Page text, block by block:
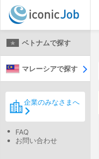
ベトナムで探す
マレーシアで探す
企業のみなさまへ
FAQ
お問い合わせ